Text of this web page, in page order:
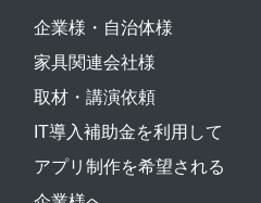
企業様・自治体様
家具関連会社様
取材・講演依頼
IT導入補助金を利用して
アプリ制作を希望される